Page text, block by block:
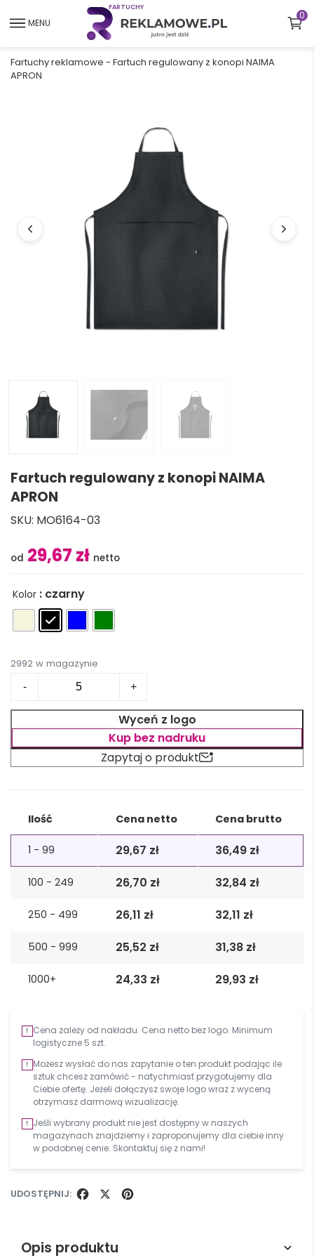
MENU
FARTUCHY
0
Fartuchy reklamowe - Fartuch regulowany z konopi NAIMA
APRON
Fartuch regulowany z konopi NAIMA
APRON
SKU: MO6164-03
29,67 zł
Kolor : czarny
2992 w magazynie
-
regulowany
z
konopi
NAIMA
+
Zapytaj o produkt
Wyceń z logo
Kup bez nadruku
Ilość Cena netto Cena brutto
1 - 99 29,67 zł 36,49 zł
100 - 249 26,70 zł 32,84 zł
250 - 499 26,11 zł 32,11 zł
500 - 999 25,52 zł 31,38 zł
1000+ 24,33 zł 29,93 zł
Cena zależy od nakładu. Cena netto bez logo. Minimum
logistyczne 5 szt.
Możesz wysłać do nas zapytanie o ten produkt podając ile
sztuk chcesz zamówić - natychmiast przygotujemy dla
Ciebie ofertę. Jeżeli dołączysz swoje logo wraz z wyceną
otrzymasz darmową wizualizację.
Jeśli wybrany produkt nie jest dostępny w naszych
magazynach znajdziemy i zaproponujemy dla ciebie inny
w podobnej cenie. Skontaktuj się z nami!
UDOSTĘPNIJ:
Opis produktu